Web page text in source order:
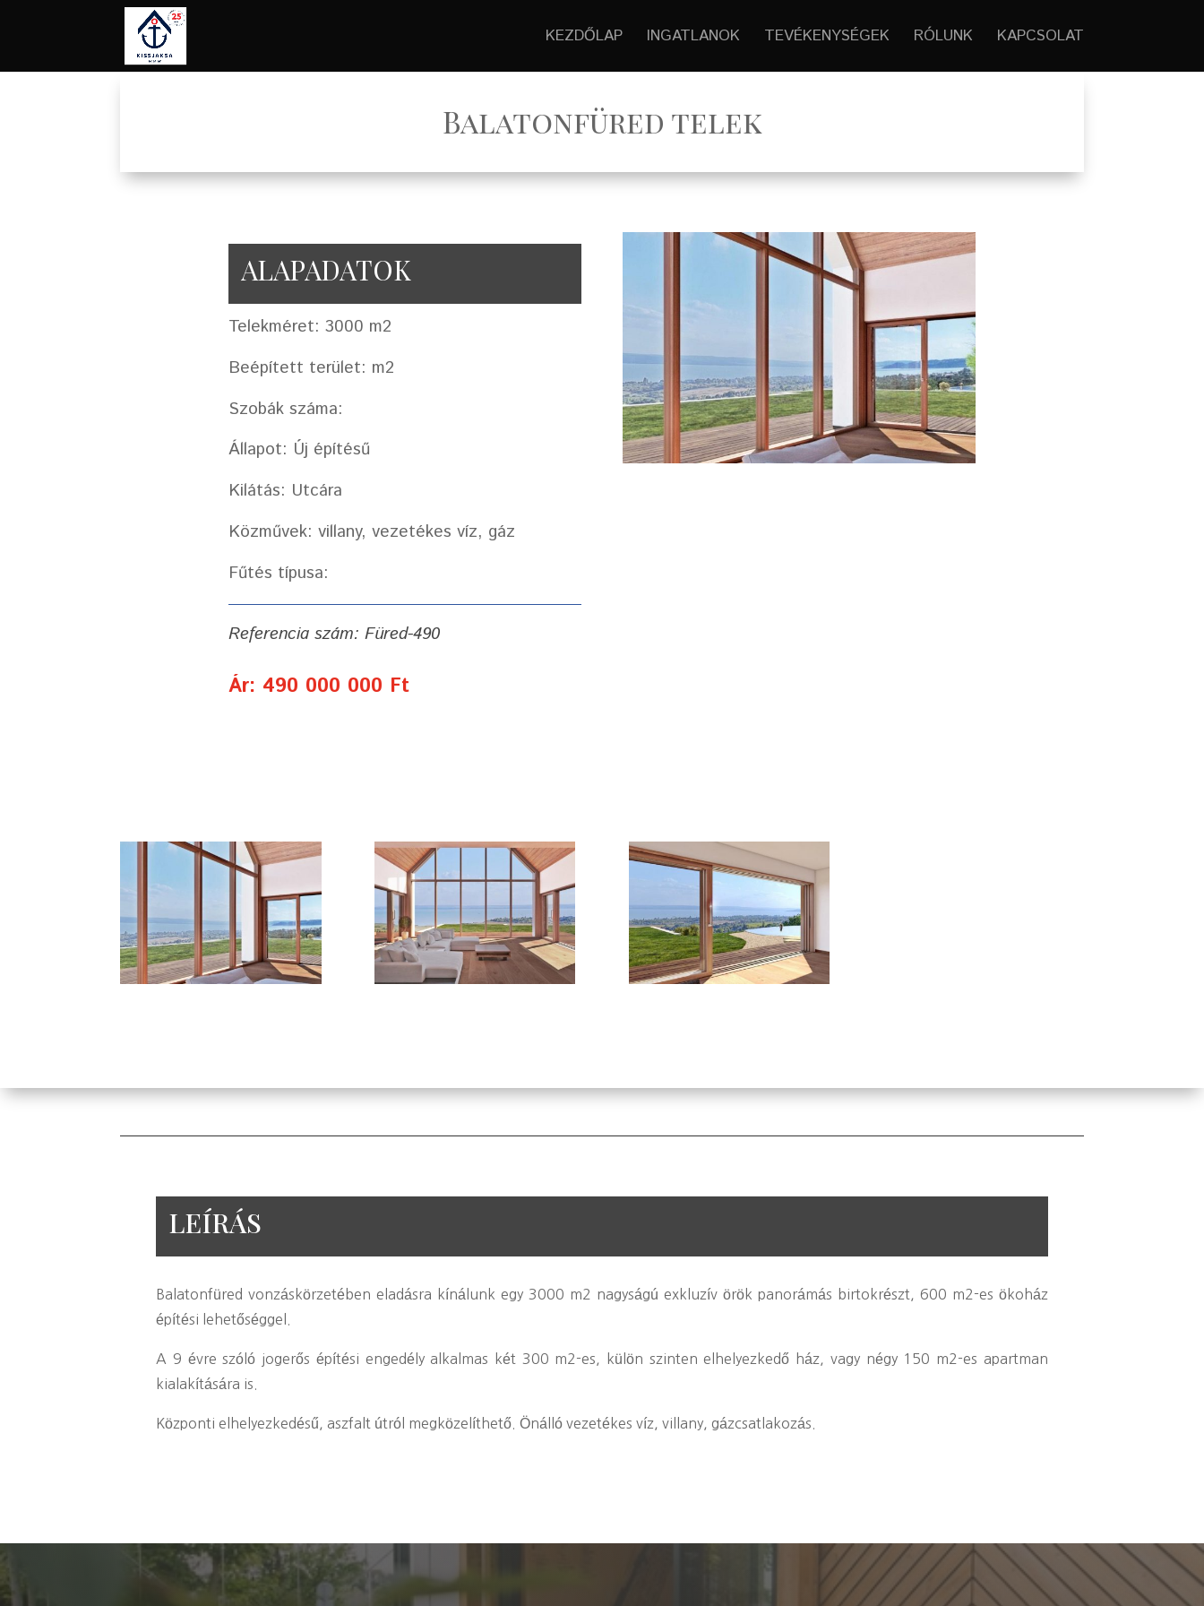
KEZDŐLAP INGATLANOK TEVÉKENYSÉGEK RÓLUNK KAPCSOLAT
Balatonfüred telek
ALAPADATOK
Telekméret: 3000 m2
Beépített terület: m2
Szobák száma:
Állapot: Új építésű
Kilátás: Utcára
Közművek: villany, vezetékes víz, gáz
Fűtés típusa:
Referencia szám: Füred-490
Ár: 490 000 000 Ft
LEÍRÁS
Balatonfüred vonzáskörzetében eladásra kínálunk egy 3000 m2 nagyságú exkluzív örök panorámás birtokrészt, 600 m2-es ökoház
építési lehetőséggel.
A 9 évre szóló jogerős építési engedély alkalmas két 300 m2-es, külön szinten elhelyezkedő ház, vagy négy 150 m2-es apartman
kialakítására is.
Központi elhelyezkedésű, aszfalt útról megközelíthető. Önálló vezetékes víz, villany, gázcsatlakozás.